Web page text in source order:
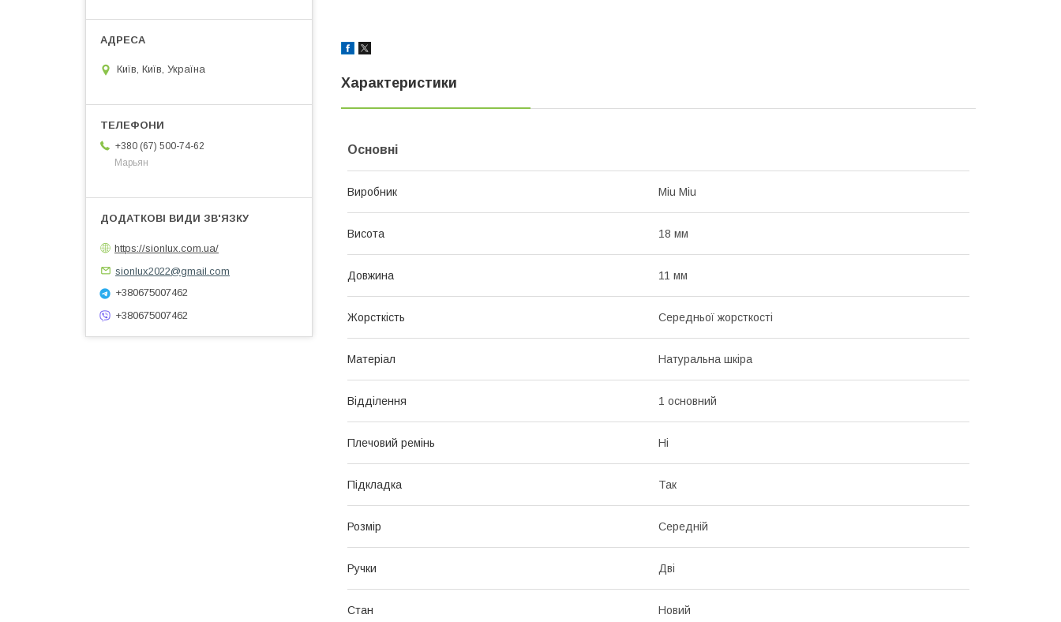
Характеристики
Основні
Виробник Miu Miu
Висота 18 мм
Довжина 11 мм
Жорсткість Середньої жорсткості
Матеріал Натуральна шкіра
Відділення 1 основний
Плечовий ремінь Ні
Підкладка Так
Розмір Середній
Ручки Дві
Стан Новий
Київ, Київ, Україна
+380 (67) 500-74-62
Марьян
https://sionlux.com.ua/
sionlux2022@gmail.com
+380675007462
+380675007462